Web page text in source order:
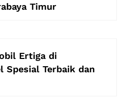
Timur
Ertiga di
Spesial Terbaik dan